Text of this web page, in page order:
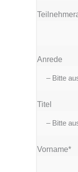
Anrede
Titel
Vorname*